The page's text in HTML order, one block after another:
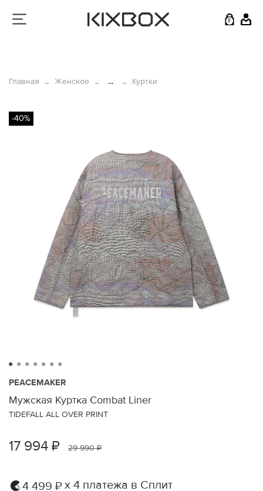
0
Главная Женское ... Куртки
-40%
PEACEMAKER
Мужская Куртка Combat Liner
TIDEFALL ALL OVER PRINT
17 994 ₽ 29 990 ₽
4 499 ₽ х 4 платежа в Сплит